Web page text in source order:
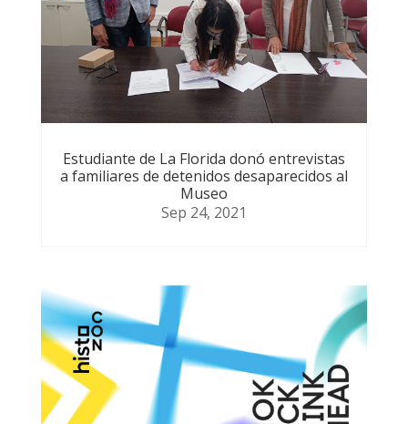
Estudiante de La Florida donó entrevistas
a familiares de detenidos desaparecidos al
Museo
Sep 24, 2021